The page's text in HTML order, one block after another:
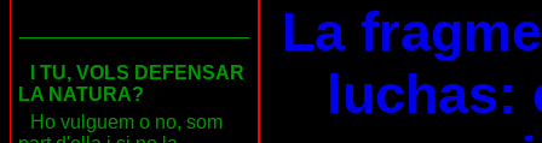
I TU, VOLS DEFENSAR
LA NATURA?
Ho vulguem o no, som
La
luchas: